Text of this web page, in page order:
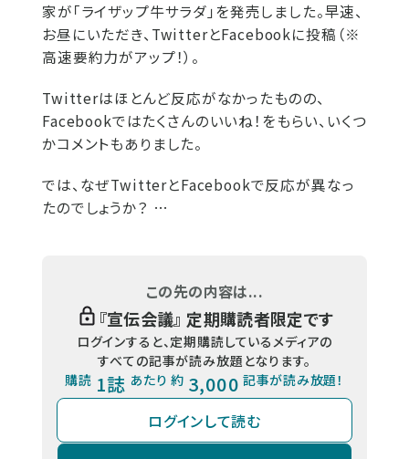
家が「ライザップ牛サラダ」を発売しました。早速、
お昼にいただき、TwitterとFacebookに投稿（※
高速要約力がアップ！）。
Twitterはほとんど反応がなかったものの、
Facebookではたくさんのいいね！をもらい、いくつ
かコメントもありました。
では、なぜTwitterとFacebookで反応が異なっ
たのでしょうか？ …
この先の内容は...
『宣伝会議』 定期購読者限定です
ログインすると、定期購読しているメディアの
すべての記事が読み放題となります。
購読 1誌 あたり 約 3,000 記事が読み放題！
ログインして読む